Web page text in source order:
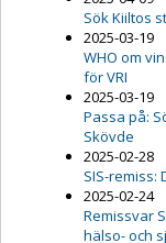
Sök Kiiltos
2025-03-19
WHO om
för VRI
2025-03-19
Passa på:
Skövde
2025-02-28
SIS-
2025-02-24
Remissvar
hälso- och